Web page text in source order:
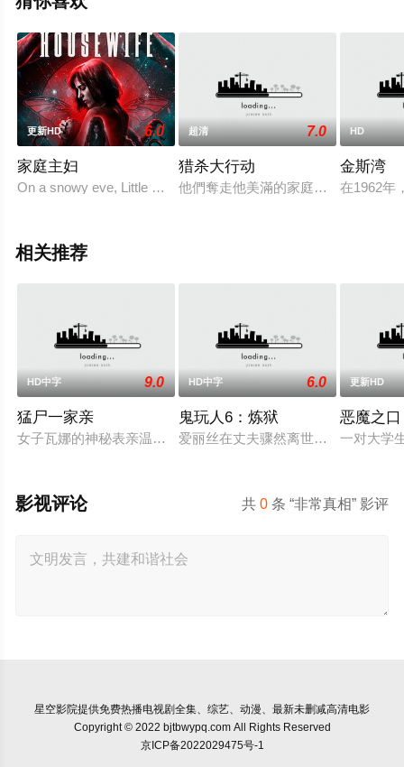
更新HD 6.0
家庭主妇
On a snowy eve, Little Holly's sister and father are killed by her
超清 7.0
猎杀大行动
他們奪走他美滿的家庭，現在，他要
HD
金斯湾
在1962年
相关推荐
HD中字 9.0
猛尸一家亲
女子瓦娜的神秘表亲温思罗普突然仓皇登门，身后还跟着一个
HD中字 6.0
鬼玩人6：炼狱
爱丽丝在丈夫骤然离世后深陷悲痛，
更新HD
恶魔之口
一对大学
共0 条 “非常真相” 影评
影视评论
星空影院提供免费热播电视剧全集、综艺、动漫、最新未删减高清电影
Copyright © 2022 bjtbwypq.com All Rights Reserved
京ICP备2022029475号-1